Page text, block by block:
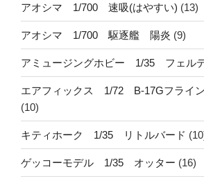
アオシマ 1/700 速吸(はやすい) (13)
アオシマ 1/700 駆逐艦 陽炎 (9)
アミュージングホビー 1/35 フェル
エアフィックス 1/72 B-17Gフライ
(10)
キティホーク 1/35 リトルバード
ゲッコーモデル 1/35 オッター (16)